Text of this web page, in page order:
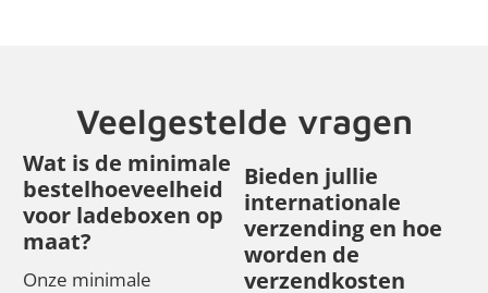
Veelgestelde vragen
Wat is de minimale
bestelhoeveelheid
voor ladeboxen op
maat?
Onze minimale
Bieden jullie
internationale
verzending en hoe
worden de
verzendkosten